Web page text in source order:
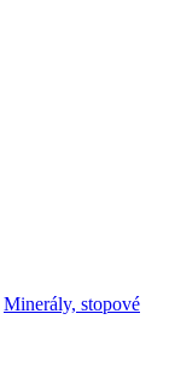
Minerály, stopové